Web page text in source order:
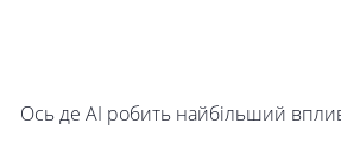
Ось де AI робить найбільший